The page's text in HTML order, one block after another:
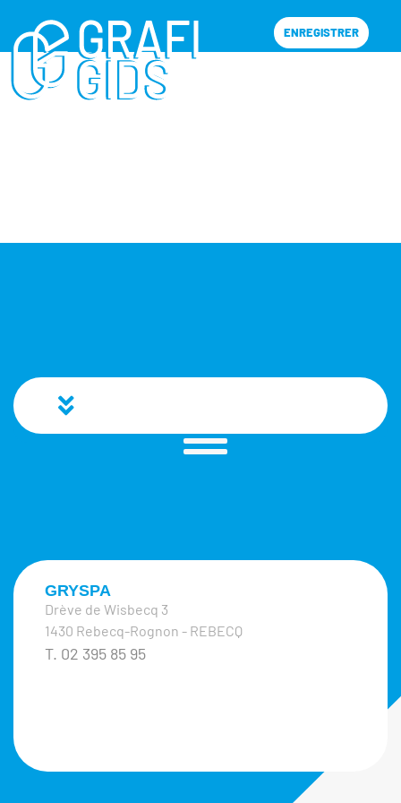
ENREGISTRER
GRYSPA
Drève de Wisbecq 3
1430 Rebecq-Rognon - REBECQ
T. 02 395 85 95